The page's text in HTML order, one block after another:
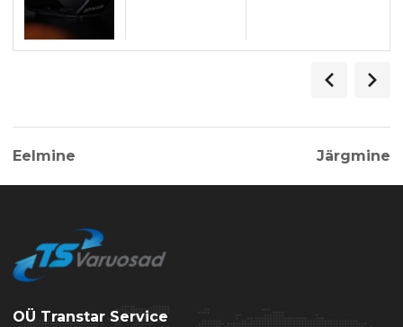
Eelmine Järgmine
OÜ Transtar Service